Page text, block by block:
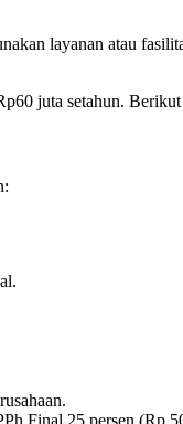
layanan atau
juta setahun.
Final 25 persen